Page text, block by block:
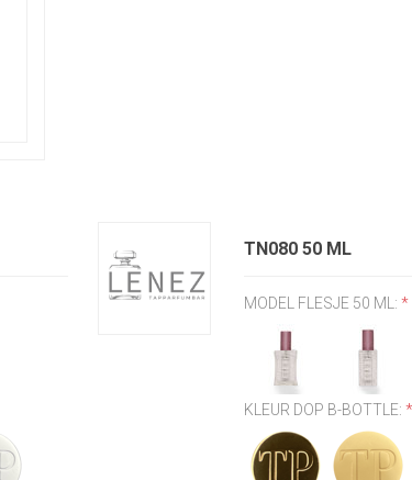
TN080 50 ML
MODEL FLESJE 50 ML:*
KLEUR DOP B-BOTTLE:*